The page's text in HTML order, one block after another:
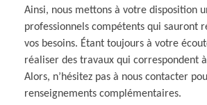
Ainsi, nous mettons à votre disposition
professionnels compétents qui sauront
vos besoins. Étant toujours à votre
réaliser des travaux qui correspondent
Alors, n’hésitez pas à nous contacter
renseignements complémentaires.